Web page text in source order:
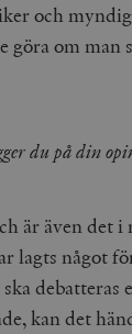
och
göra om man
du på din
är även det i
lagts något
debatteras
kan det